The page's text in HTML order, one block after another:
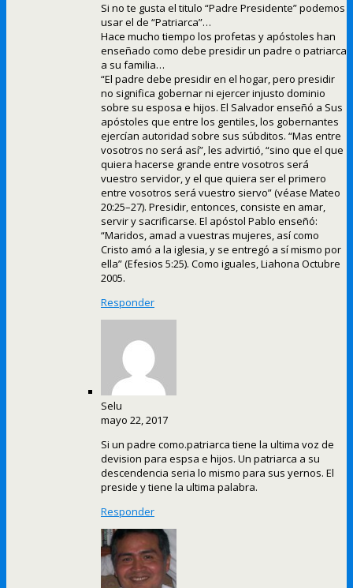
Si no te gusta el titulo “Padre Presidente” podemos
usar el de “Patriarca”…
Hace mucho tiempo los profetas y apóstoles han
enseñado como debe presidir un padre o patriarca
a su familia…
“El padre debe presidir en el hogar, pero presidir
no significa gobernar ni ejercer injusto dominio
sobre su esposa e hijos. El Salvador enseñó a Sus
apóstoles que entre los gentiles, los gobernantes
ejercían autoridad sobre sus súbditos. “Mas entre
vosotros no será así”, les advirtió, “sino que el que
quiera hacerse grande entre vosotros será
vuestro servidor, y el que quiera ser el primero
entre vosotros será vuestro siervo” (véase Mateo
20:25–27). Presidir, entonces, consiste en amar,
servir y sacrificarse. El apóstol Pablo enseñó:
“Maridos, amad a vuestras mujeres, así como
Cristo amó a la iglesia, y se entregó a sí mismo por
ella” (Efesios 5:25). Como iguales, Liahona Octubre
2005.
Responder
Selu
mayo 22, 2017
Si un padre como.patriarca tiene la ultima voz de
devision para espsa e hijos. Un patriarca a su
descendencia seria lo mismo para sus yernos. El
preside y tiene la ultima palabra.
Responder